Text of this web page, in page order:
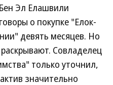
Эл Елашвили
о покупке "Елок-
девять месяцев. Но
Совладелец
только уточнил,
значительно